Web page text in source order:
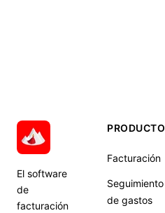
El software
de
facturación
PRODUCTO
Facturación
Seguimiento
de gastos